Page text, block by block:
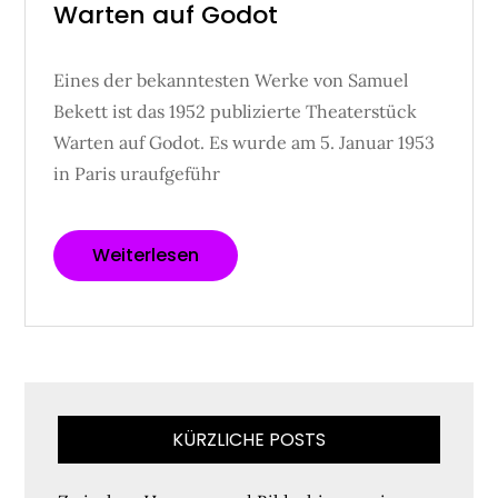
on
Warten auf Godot
Eines der bekanntesten Werke von Samuel
Bekett ist das 1952 publizierte Theaterstück
Warten auf Godot. Es wurde am 5. Januar 1953
in Paris uraufgeführ
Weiterlesen
KÜRZLICHE POSTS